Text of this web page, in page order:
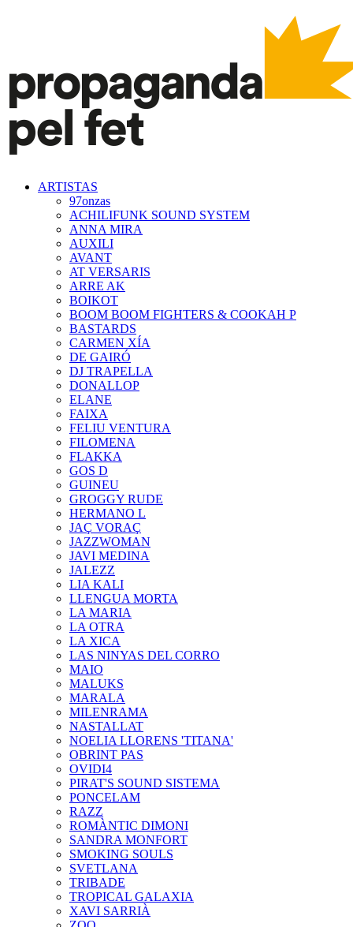
ARTISTAS
97onzas
ACHILIFUNK SOUND SYSTEM
ANNA MIRA
AUXILI
AVANT
AT VERSARIS
ARRE AK
BOIKOT
BOOM BOOM FIGHTERS & COOKAH P
BASTARDS
CARMEN XÍA
DE GAIRÓ
DJ TRAPELLA
DONALLOP
ELANE
FAIXA
FELIU VENTURA
FILOMENA
FLAKKA
GOS D
GUINEU
GROGGY RUDE
HERMANO L
JAÇ VORAÇ
JAZZWOMAN
JAVI MEDINA
JALEZZ
LIA KALI
LLENGUA MORTA
LA MARIA
LA OTRA
LA XICA
LAS NINYAS DEL CORRO
MAIO
MALUKS
MARALA
MILENRAMA
NASTALLAT
NOELIA LLORENS 'TITANA'
OBRINT PAS
OVIDI4
PIRAT'S SOUND SISTEMA
PONCELAM
RAZZ
ROMÀNTIC DIMONI
SANDRA MONFORT
SMOKING SOULS
SVETLANA
TRIBADE
TROPICAL GALAXIA
XAVI SARRIÀ